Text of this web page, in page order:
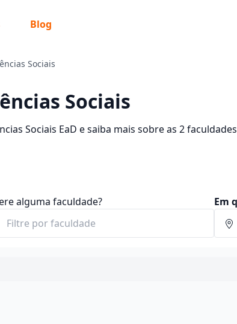
Blog
Sociais
Sociais
Sociais EaD e saiba mais sobre as 2
alguma faculdade? Em